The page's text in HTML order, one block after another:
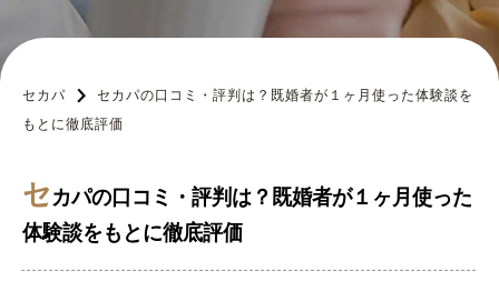
セカパ
セカパの口コミ・評判は？既婚者が１ヶ月使った体験談を
もとに徹底評価
セカパの口コミ・評判は？既婚者が１ヶ月使った
体験談をもとに徹底評価